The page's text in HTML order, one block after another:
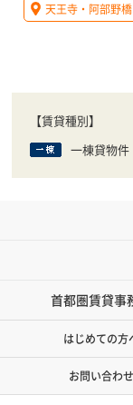
天王寺・阿部野
【賃貸種別】
一棟貸物件
首都圏賃貸事
はじめての方
お問い合わせ